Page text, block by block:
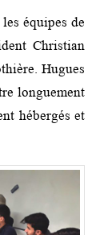
équipes de
Christian
Hugues
longuement
hébergés et